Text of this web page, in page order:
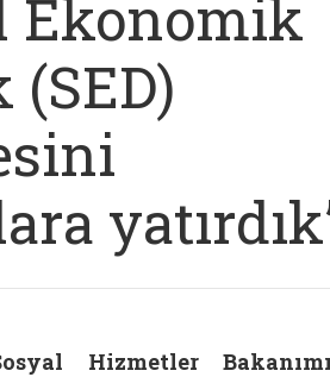
Ekonomik
(SED)
Hizmetler